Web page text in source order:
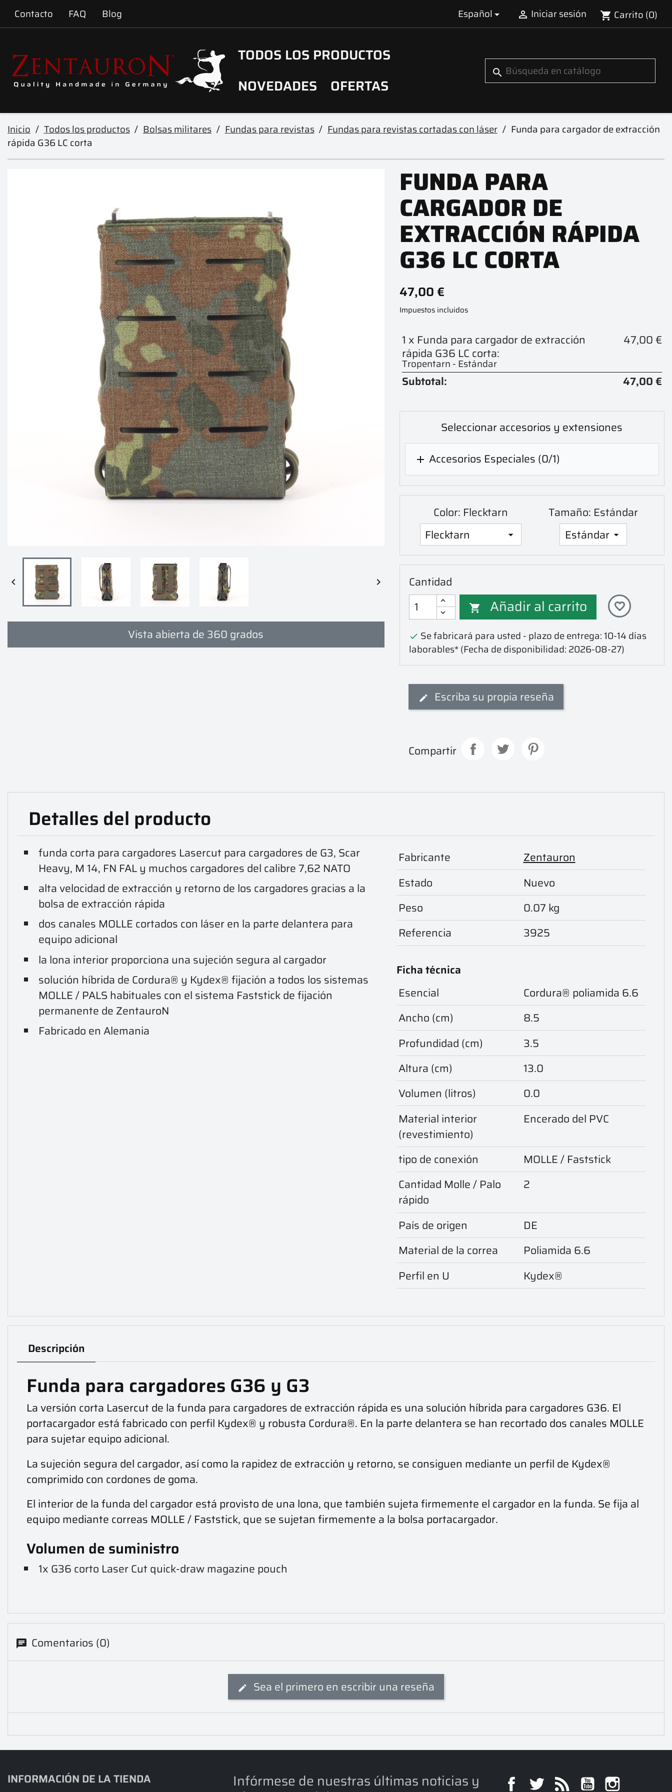
Contacto FAQ Blog Español  Iniciar sesión shopping_cart Carrito (0)
TODOS LOS PRODUCTOS
NOVEDADES
OFERTAS
search
Inicio Todos los productos Bolsas militares Fundas para revistas Fundas para revistas cortadas con láser
Funda para cargador de extracción
rápida G36 LC corta
 
Vista abierta de 360 grados
FUNDA PARA
CARGADOR DE
EXTRACCIÓN RÁPIDA
G36 LC CORTA
47,00 €
Impuestos incluidos
1 x Funda para cargador de extracción
rápida G36 LC corta:
Tropentarn - Estándar
47,00 €
Subtotal: 47,00 €
Seleccionar accesorios y extensiones
 Accesorios Especiales (0/1)
Color: Flecktarn Tamaño: Estándar
Cantidad
 Añadir al carrito favorite_border
 Se fabricará para usted - plazo de entrega: 10-14 días
laborables* (Fecha de disponibilidad: 2026-08-27)
Escriba su propia reseña
Compartir
Detalles del producto
funda corta para cargadores Lasercut para cargadores de G3, Scar
Heavy, M 14, FN FAL y muchos cargadores del calibre 7,62 NATO
alta velocidad de extracción y retorno de los cargadores gracias a la
bolsa de extracción rápida
dos canales MOLLE cortados con láser en la parte delantera para
equipo adicional
la lona interior proporciona una sujeción segura al cargador
solución híbrida de Cordura® y Kydex® fijación a todos los sistemas
MOLLE / PALS habituales con el sistema Faststick de fijación
permanente de ZentauroN
Fabricado en Alemania
Fabricante
Zentauron
Estado
Nuevo
Peso
0.07 kg
Referencia
3925
Ficha técnica
Esencial
Cordura® poliamida 6.6
Ancho (cm)
8.5
Profundidad (cm)
3.5
Altura (cm)
13.0
Volumen (litros)
0.0
Material interior
(revestimiento)
Encerado del PVC
tipo de conexión
MOLLE / Faststick
Cantidad Molle / Palo
rápido
2
País de origen
DE
Material de la correa
Poliamida 6.6
Perfil en U
Kydex®
Descripción
Funda para cargadores G36 y G3
La versión corta Lasercut de la funda para cargadores de extracción rápida es una solución híbrida para cargadores G36. El
portacargador está fabricado con perfil Kydex® y robusta Cordura®. En la parte delantera se han recortado dos canales MOLLE
para sujetar equipo adicional.
La sujeción segura del cargador, así como la rapidez de extracción y retorno, se consiguen mediante un perfil de Kydex®
comprimido con cordones de goma.
El interior de la funda del cargador está provisto de una lona, que también sujeta firmemente el cargador en la funda. Se fija al
equipo mediante correas MOLLE / Faststick, que se sujetan firmemente a la bolsa portacargador.
Volumen de suministro
1x G36 corto Laser Cut quick-draw magazine pouch
Comentarios (0)
Sea el primero en escribir una reseña
INFORMACIÓN DE LA TIENDA
Infórmese de nuestras últimas noticias y FacebookTwitterRss YouTube